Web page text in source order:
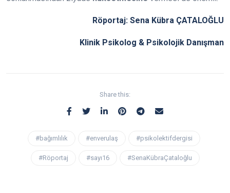
Röportaj: Sena Kübra ÇATALOĞLU
Klinik Psikolog & Psikolojik Danışman
Share this:
#bağımlılık #enverulaş #psikolektifdergisi
#Röportaj #sayı16 #SenaKübraÇataloğlu